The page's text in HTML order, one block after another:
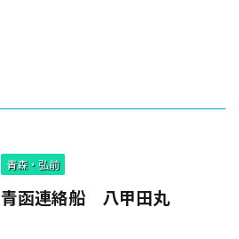
青森・弘前
青函連絡船 八甲田丸